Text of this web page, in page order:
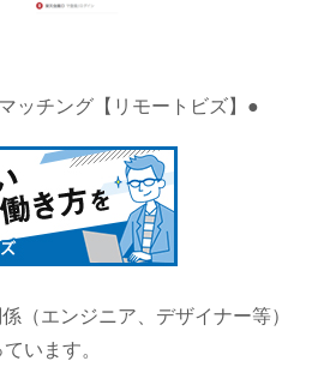
ッチング【リモートビズ】●
（エンジニア、デザイナー等）
います。